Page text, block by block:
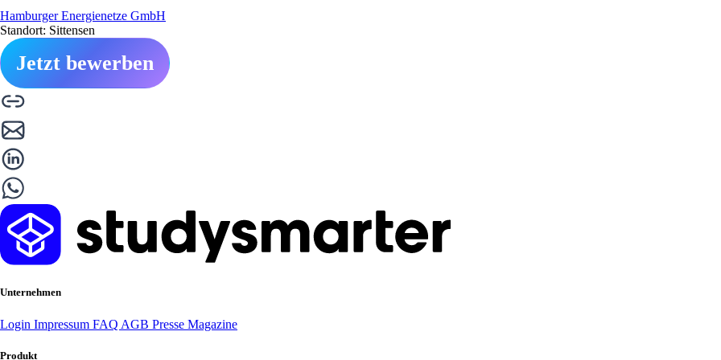
Hamburger Energienetze GmbH
Standort: Sittensen
Jetzt bewerben
Unternehmen
Login Impressum FAQ AGB Presse Magazine
Produkt